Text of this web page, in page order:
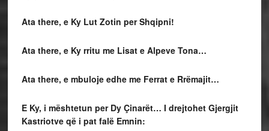
Ata there, e Ky Lut Zotin per Shqipni!
Ata there, e Ky rritu me Lisat e Alpeve Tona…
Ata there, e mbuloje edhe me Ferrat e Rrëmajit…
E Ky, i mështetun per Dy Çinarët… I drejtohet Gjergjit
Kastriotve që i pat falë Emnin: